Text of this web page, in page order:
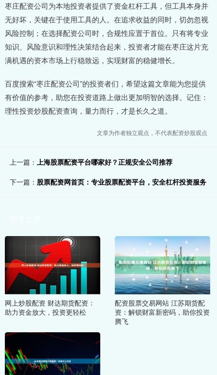
枣庄配资公司为本地投资者提供了资金杠杆工具，但工具本身并
无好坏，关键在于使用工具的人。在追求收益的同时，切勿忽视
风险控制；在选择配资公司时，合规性应置于首位。只有将专业
知识、风险意识和理性决策结合起来，投资者才能在枣庄这片充
满机遇的资本市场上行稳致远，实现财富的稳健增长。
百度搜索“枣庄配资公司”的投资者们，希望这篇文章能为您提供
有价值的参考，助您在投资道路上做出更加明智的选择。记住：
理性投资炒股配资查询，量力而行，才是长久之道。
文章为作者独立观点，不代表配资炒股观点
上一篇： 上海股票配资平台哪家好？正规安全公司推荐
下一篇： 股票配资网首页：专业股票配资平台，安全杠杆投资服务
网上炒股配资 财达期货配资：
助力资金放大，投资更轻松
配资股票交易网站 江苏期货配
资：解锁财富新密码，助你投资
腾飞